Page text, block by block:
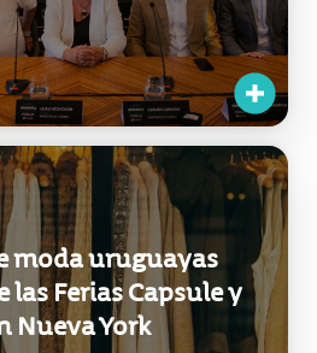
moda uruguayas
Ferias Capsule y
Nueva York